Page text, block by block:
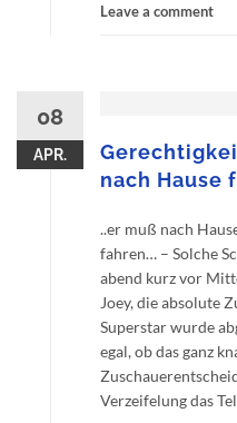
Leave a comment
08
APR.
nach Hause
..er muß nach
fahren… – Solche
abend kurz vor
Joey, die absolute
Superstar wurde
egal, ob das ganz
Verzeifelung das